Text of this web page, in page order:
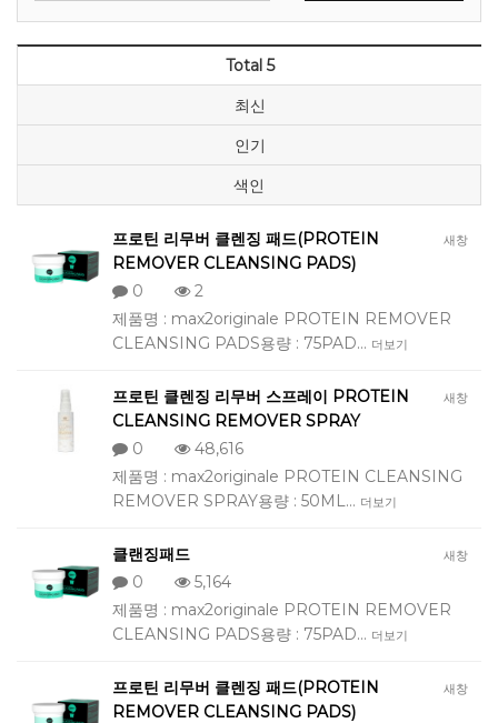
Total 5
최신
인기
색인
새창
프로틴 리무버 클렌징 패드(PROTEIN
REMOVER CLEANSING PADS)
0
2
제품명 : max2originale PROTEIN REMOVER
CLEANSING PADS용량 : 75PAD… 더보기
새창
프로틴 클렌징 리무버 스프레이 PROTEIN
CLEANSING REMOVER SPRAY
0
48,616
제품명 : max2originale PROTEIN CLEANSING
REMOVER SPRAY용량 : 50ML… 더보기
새창
클랜징패드
0
5,164
제품명 : max2originale PROTEIN REMOVER
CLEANSING PADS용량 : 75PAD… 더보기
새창
프로틴 리무버 클렌징 패드(PROTEIN
REMOVER CLEANSING PADS)